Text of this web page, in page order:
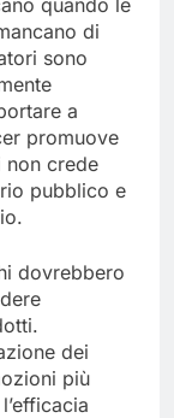
di
sono
a
promuove
non crede
pubblico e
dovrebbero
dei
più